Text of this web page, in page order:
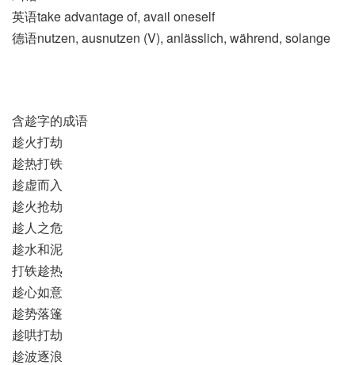
英语take advantage of, avail oneself
德语nutzen, ausnutzen (V)​, anlässlich, während, solange
含趁字的成语
趁火打劫
趁热打铁
趁虚而入
趁火抢劫
趁人之危
趁水和泥
打铁趁热
趁心如意
趁势落篷
趁哄打劫
趁波逐浪